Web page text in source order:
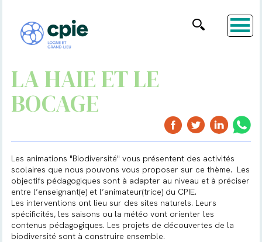
LA HAIE ET LE
BOCAGE
Les animations "Biodiversité" vous présentent des activités
scolaires que nous pouvons vous proposer sur ce thème. Les
objectifs pédagogiques sont à adapter au niveau et à préciser
entre l’enseignant(e) et l’animateur(trice) du CPIE.
Les interventions ont lieu sur des sites naturels. Leurs
spécificités, les saisons ou la météo vont orienter les
contenus pédagogiques. Les projets de découvertes de la
biodiversité sont à construire ensemble.